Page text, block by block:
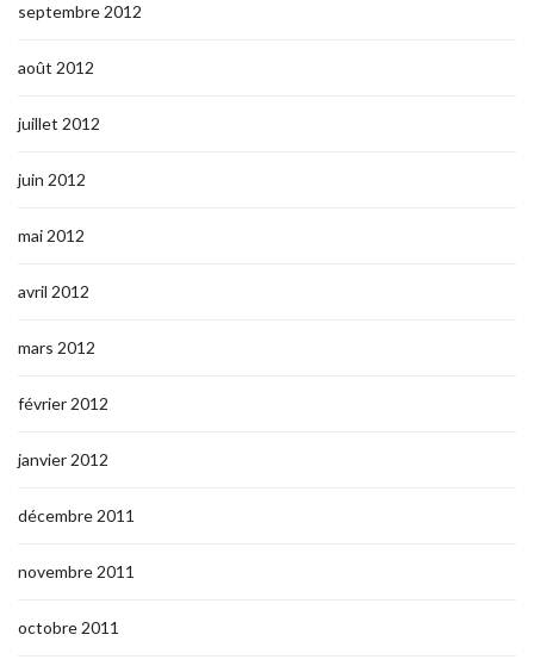
septembre 2012
août 2012
juillet 2012
juin 2012
mai 2012
avril 2012
mars 2012
février 2012
janvier 2012
décembre 2011
novembre 2011
octobre 2011